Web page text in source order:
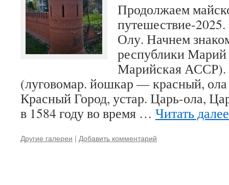
Продолжаем
путешествие-
Олу. Начнем
республики Марий
Марийская
(луговомар. йошкар — красный,
Красный Город, устар. Царь-ола,
в 1584 году во время … Читать
Другие галереи | Добавить комментарий